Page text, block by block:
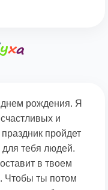
днем рождения. Я
и
пройдет
для тебя людей.
в твоем
Чтобы ты потом